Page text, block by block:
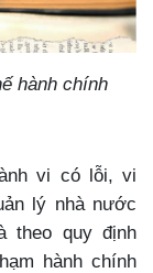
hành chính
vi có lỗi, vi
lý nhà nước
theo quy định
hành chính